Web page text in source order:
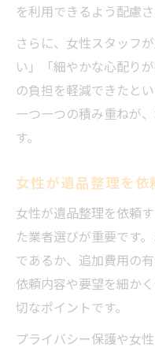
を利用できるよう配慮さ
さらに、女性スタッフ
い」「細やかな心配り
の負担を軽減できたと
一つ一つの積み重ねが
す。
女性が遺品整理を
女性が遺品整理を依頼
た業者選びが重要です
であるか、追加費用の
依頼内容や要望を細か
切なポイントです。
プライバシー保護や女